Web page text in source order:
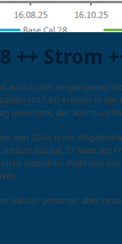
++ Strom
auch in der vergangenen
(107,60 €/MWh in der
gerechnet, der aber zum
den EUAs unter
das Cal 27 Base am
entziehen. Während
Handel gestartet, aber